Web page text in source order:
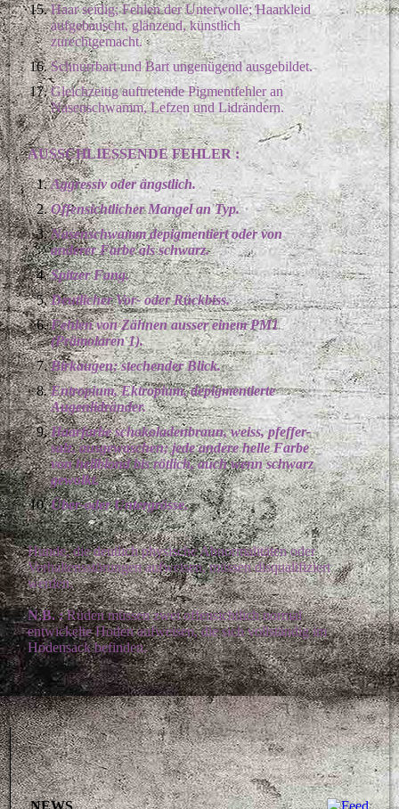
Haar seidig; Fehlen der Unterwolle; Haarkleid
aufgebauscht, glänzend, künstlich
zurechtgemacht.
Schnurrbart und Bart ungenügend ausgebildet.
Gleichzeitig auftretende Pigmentfehler an
Nasenschwamm, Lefzen und Lidrändern.
AUSSCHLIESSENDE FEHLER :
Aggressiv oder ängstlich.
Offensichtlicher Mangel an Typ.
Nasenschwamm depigmentiert oder von
anderer Farbe als schwarz.
Spitzer Fang.
Deutlicher Vor- oder Rückbiss.
Fehlen von Zähnen ausser einem PM1
(Prämolaren 1).
Birkaugen; stechender Blick.
Entropium, Ektropium, depigmentierte
Augenlidränder.
Haarfarbe schokoladenbraun, weiss, pfeffer-
salz, ausgewaschen; jede andere helle Farbe
von hellblond bis rötlich, auch wenn schwarz
gewolkt.
Über-oder Untergrösse.
Hunde, die deutlich physische Abnormalitäten oder
Verhaltensstörungen aufweisen, müssen disqualifiziert
werden.
N.B. :Rüden müssen zwei offensichtlich normal
entwickelte Hoden aufweisen, die sich vollständig im
Hodensack befinden.
NEWS